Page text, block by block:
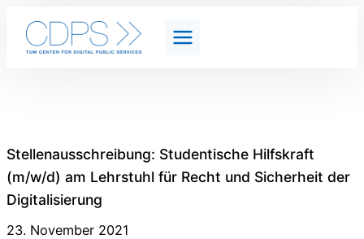
Stellenausschreibung: Studentische Hilfskraft
(m/w/d) am Lehrstuhl für Recht und Sicherheit der
Digitalisierung
23. November 2021